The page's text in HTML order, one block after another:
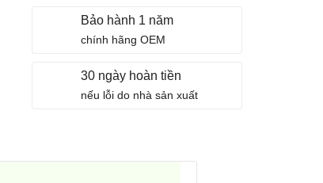
Bảo hành 1 năm
chính hãng OEM
30 ngày hoàn tiền
nếu lỗi do nhà sản xuất